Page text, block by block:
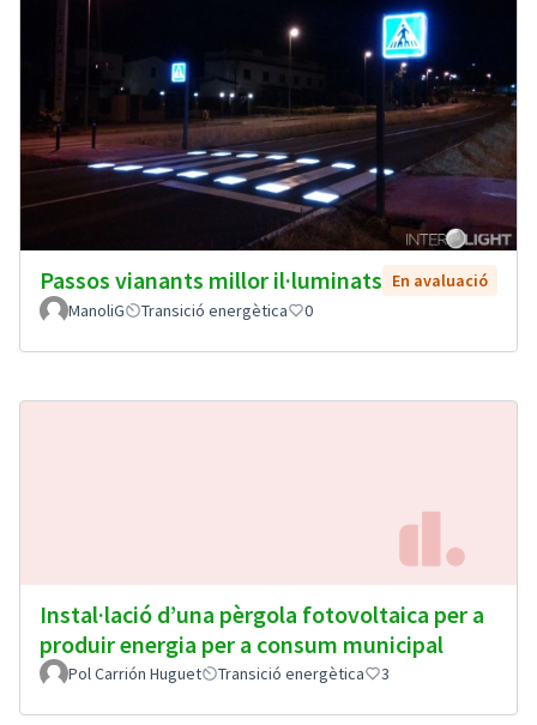
Passos vianants millor il·luminats En avaluació
ManoliG
Transició energètica 0
Instal·lació d’una pèrgola fotovoltaica per a
produir energia per a consum municipal
Pol Carrión Huguet Transició energètica 3